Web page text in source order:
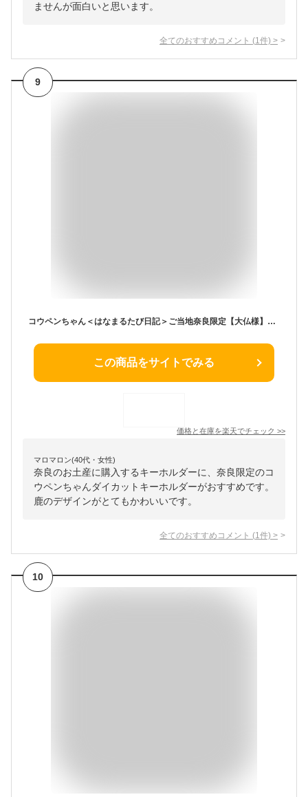
ませんが面白いと思います。
全てのおすすめコメント (1 件) >
9
コウペンちゃん＜はなまるたび日記＞ご当地奈良限定【大仏様】【鹿】【柿の葉寿司】ダイカットキーホルダー
この商品をサイトでみる
価格と在庫を楽天でチェック >>
マロマロン(40代・女性)
奈良のお土産に購入するキーホルダーに、奈良限定のコ
ウペンちゃんダイカットキーホルダーがおすすめです。
鹿のデザインがとてもかわいいです。
全てのおすすめコメント (1 件) >
10